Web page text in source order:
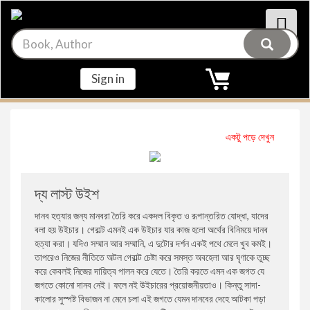
Sign in
Main Menu
লেখক
তুন ডা. মহাথির মোহাম্মদ
গুন্ডুন ক্র্যাঁমার
ভি. এস. নাইপল
Main Menu
বিষয়
সমকালীন উপন্যাস
কবিতা
রহস্য উপন্যাস
একটু পড়ে দেখুন
দ্য লাস্ট উইশ
দানব হত্যার জন্য মানবরা তৈরি করে একদল বিকৃত ও রূপান্তরিত যোদ্ধা, যাদের
বলা হয় উইচার। গেরাল্ট এমনই এক উইচার যার কাজ হলো অর্থের বিনিময়ে দানব
হত্যা করা। যদিও সম্মান আর সম্মানি, এ দুটোর দর্শন একই পথে মেলে খুব কমই।
তাপরেও নিজের নীতিতে অটল গেরাল্ট চেষ্টা করে সমস্ত অবহেলা আর ঘৃণাকে তুচ্ছ
করে কেবলই নিজের দায়িত্ব পালন করে যেতে। তৈরি করতে এমন এক জগত যে
জগতে কোনো দানব নেই। ফলে নই উইচারের প্রয়োজনীয়তাও। কিন্তু সাদা-
কালোর সুস্পষ্ট বিভাজন না মেনে চলা এই জগতে যেমন দানবের দেহে আটকা পড়া